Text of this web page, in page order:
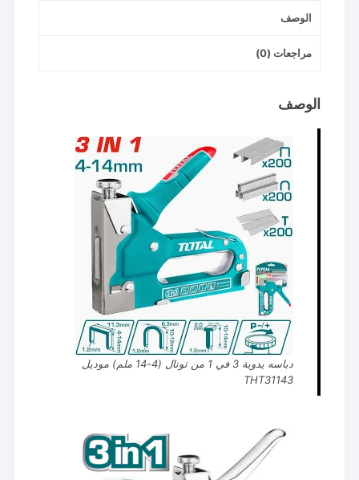
ملم)
THT31143
الوصف
مراجعات (0)
الوصف
دباسه يدوية 3 في 1 من توتال (4-14 ملم) موديل
THT31143